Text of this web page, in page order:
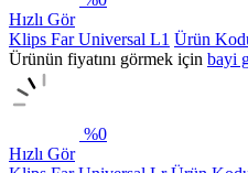
Hızlı Gör
Klips Far Universal L1 Ürün
Ürünün fiyatını görmek için bayi
%0
Hızlı Gör